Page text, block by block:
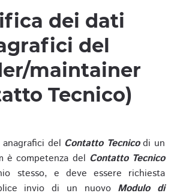
dei dati
del
maintainer
Tecnico)
del Contatto Tecnicodi un
è competenza del Contatto Tecnico
stesso, e deve essere richiesta
invio di un nuovo Modulo di